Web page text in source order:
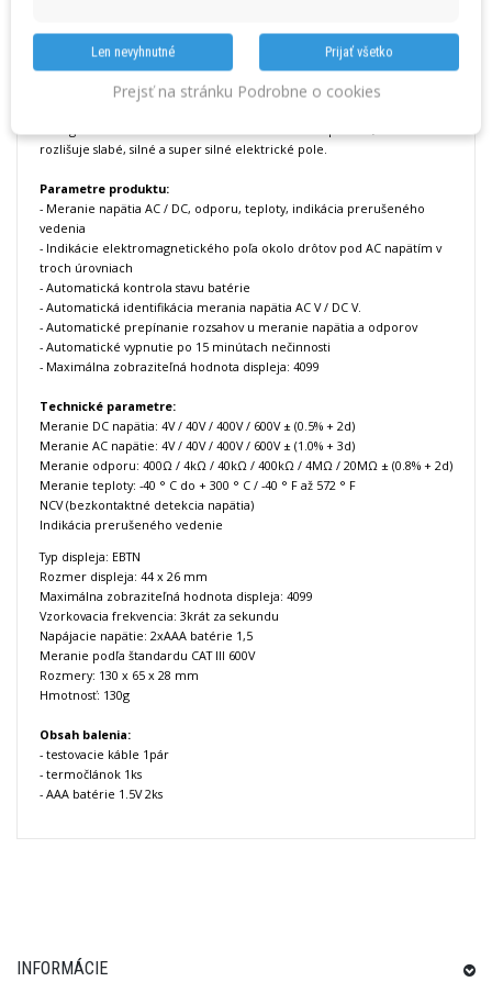
Multimeter UNI-T UT123T je jednoduchý vreckový prístroj pre domáce
Kompaktná štruktúra uľahčuje držanie v jednej ruke a displej typu
EBTN umožňuje používateľom získať čitateľne zobrazené hodnoty pri
rozlišuje slabé, silné a super silné elektrické pole.
Parametre produktu:
- Meranie napätia AC / DC, odporu, teploty, indikácia prerušeného
vedenia
- Indikácie elektromagnetického poľa okolo drôtov pod AC napätím v
troch úrovniach
- Automatická kontrola stavu batérie
- Automatická identifikácia merania napätia AC V / DC V.
- Automatické prepínanie rozsahov u meranie napätia a odporov
- Automatické vypnutie po 15 minútach nečinnosti
- Maximálna zobraziteľná hodnota displeja: 4099
Technické parametre:
Meranie DC napätia: 4V / 40V / 400V / 600V ± (0.5% + 2d)
Meranie AC napätie: 4V / 40V / 400V / 600V ± (1.0% + 3d)
Meranie odporu: 400Ω / 4kΩ / 40kΩ / 400kΩ / 4MΩ / 20MΩ ± (0.8% + 2d)
Meranie teploty: -40 ° C do + 300 ° C / -40 ° F až 572 ° F
NCV (bezkontaktné detekcia napätia)
Indikácia prerušeného vedenie
Typ displeja: EBTN
Rozmer displeja: 44 x 26 mm
Maximálna zobraziteľná hodnota displeja: 4099
Vzorkovacia frekvencia: 3krát za sekundu
Napájacie napätie: 2xAAA batérie 1,5
Meranie podľa štandardu CAT III 600V
Rozmery: 130 x 65 x 28 mm
Hmotnosť: 130g
Obsah balenia:
- testovacie káble 1pár
- termočlánok 1ks
- AAA batérie 1.5V 2ks
INFORMÁCIE
Len nevyhnutné Prijať všetko
Prejsť na stránku Podrobne o cookies